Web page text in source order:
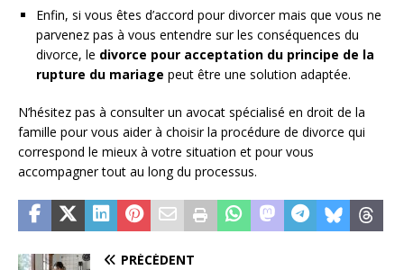
Enfin, si vous êtes d’accord pour divorcer mais que vous ne
parvenez pas à vous entendre sur les conséquences du
divorce, le divorce pour acceptation du principe de la
rupture du mariage peut être une solution adaptée.
N’hésitez pas à consulter un avocat spécialisé en droit de la
famille pour vous aider à choisir la procédure de divorce qui
correspond le mieux à votre situation et pour vous
accompagner tout au long du processus.
PRÉCÉDENT